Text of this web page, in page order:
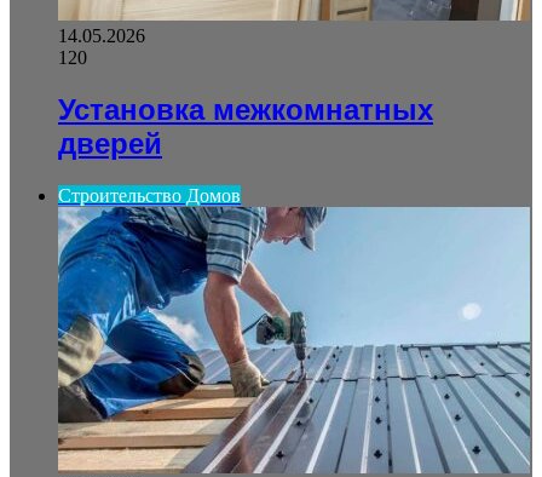
14.05.2026
120
Установка межкомнатных
дверей
Строительство Домов